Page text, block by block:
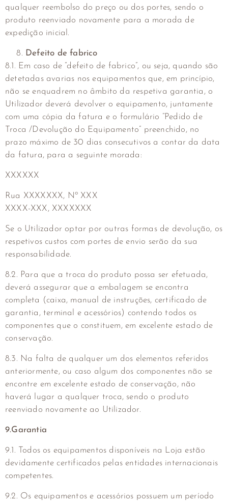
qualquer reembolso do preço ou dos portes, sendo o
produto reenviado novamente para a morada de
expedição inicial.
Defeito de fabrico
8.1. Em caso de “defeito de fabrico”, ou seja, quando são
detetadas avarias nos equipamentos que, em princípio,
não se enquadrem no âmbito da respetiva garantia, o
Utilizador deverá devolver o equipamento, juntamente
com uma cópia da fatura e o formulário “Pedido de
Troca /Devolução do Equipamento” preenchido, no
prazo máximo de 30 dias consecutivos a contar da data
da fatura, para a seguinte morada:
XXXXXX
Rua XXXXXXX, Nº XXX
XXXX-XXX, XXXXXXX
Se o Utilizador optar por outras formas de devolução, os
respetivos custos com portes de envio serão da sua
responsabilidade.
8.2. Para que a troca do produto possa ser efetuada,
deverá assegurar que a embalagem se encontra
completa (caixa, manual de instruções, certificado de
garantia, terminal e acessórios) contendo todos os
componentes que o constituem, em excelente estado de
conservação.
8.3. Na falta de qualquer um dos elementos referidos
anteriormente, ou caso algum dos componentes não se
encontre em excelente estado de conservação, não
haverá lugar a qualquer troca, sendo o produto
reenviado novamente ao Utilizador.
9.Garantia
9.1. Todos os equipamentos disponíveis na Loja estão
devidamente certificados pelas entidades internacionais
competentes.
9.2. Os equipamentos e acessórios possuem um período